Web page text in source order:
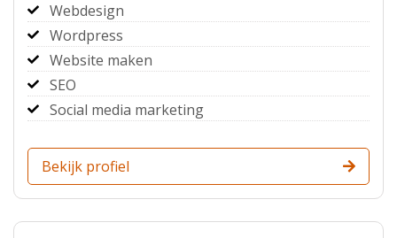
Webdesign
Wordpress
Website maken
SEO
Social media marketing
Bekijk profiel